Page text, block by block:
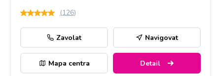
(126)
Zavolat Navigovat
Mapa centra Detail